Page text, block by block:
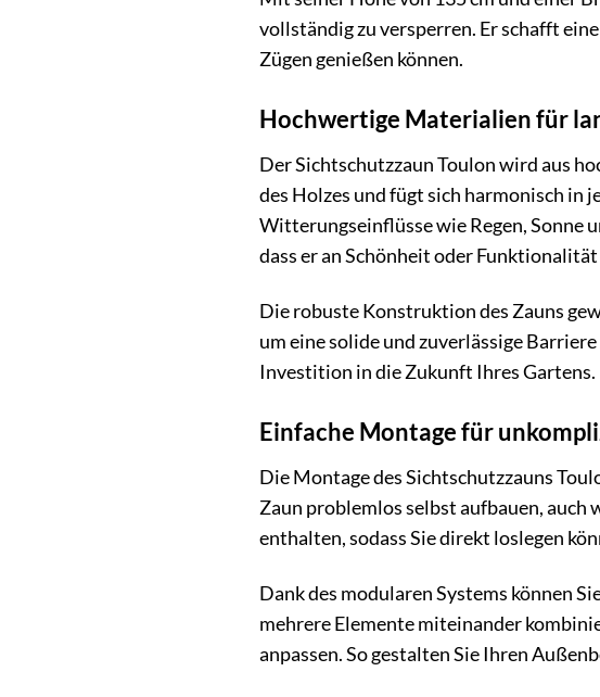
vollständig zu versperren. Er schafft
Zügen genießen können.
Hochwertige Materialien für
Der Sichtschutzzaun Toulon wird aus
des Holzes und fügt sich harmonisch in
Witterungseinflüsse wie Regen, Sonne
dass er an Schönheit oder
Die robuste Konstruktion des Zauns
um eine solide und zuverlässige
Investition in die Zukunft Ihres Gartens.
Einfache Montage für
Die Montage des Sichtschutzzauns
Zaun problemlos selbst aufbauen,
enthalten, sodass Sie direkt loslegen
Dank des modularen Systems können
mehrere Elemente miteinander
anpassen. So gestalten Sie Ihren